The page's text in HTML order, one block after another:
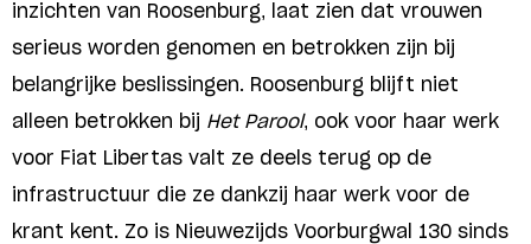
inzichten van Roosenburg, laat zien dat vrouwen
serieus worden genomen en betrokken zijn bij
belangrijke beslissingen. Roosenburg blijft niet
alleen betrokken bij Het Parool, ook voor haar werk
voor Fiat Libertas valt ze deels terug op de
infrastructuur die ze dankzij haar werk voor de
krant kent. Zo is Nieuwezijds Voorburgwal 130 sinds